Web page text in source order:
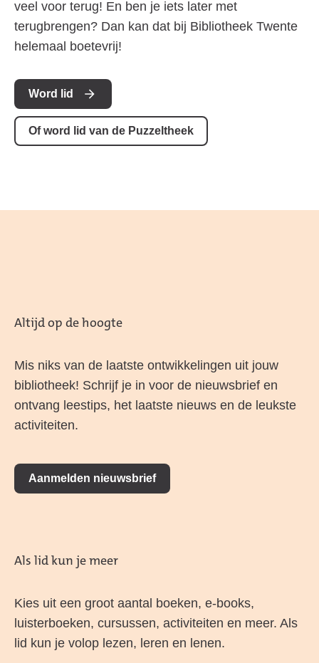
veel voor terug! En ben je iets later met
terugbrengen? Dan kan dat bij Bibliotheek Twente
helemaal boetevrij!
Word lid
Of word lid van de Puzzeltheek
Altijd op de hoogte
Mis niks van de laatste ontwikkelingen uit jouw
bibliotheek! Schrijf je in voor de nieuwsbrief en
ontvang leestips, het laatste nieuws en de leukste
activiteiten.
Aanmelden nieuwsbrief
Als lid kun je meer
Kies uit een groot aantal boeken, e-books,
luisterboeken, cursussen, activiteiten en meer. Als
lid kun je volop lezen, leren en lenen.